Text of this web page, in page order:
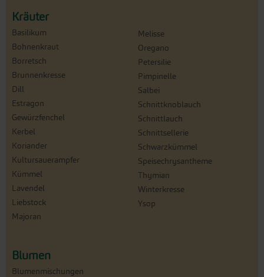
Kräuter
Basilikum
Bohnenkraut
Borretsch
Brunnenkresse
Dill
Estragon
Gewürzfenchel
Kerbel
Koriander
Kultursauerampfer
Kümmel
Lavendel
Liebstock
Majoran
Melisse
Oregano
Petersilie
Pimpinelle
Salbei
Schnittknoblauch
Schnittlauch
Schnittsellerie
Schwarzkümmel
Speisechrysantheme
Thymian
Winterkresse
Ysop
Blumen
Blumenmischungen